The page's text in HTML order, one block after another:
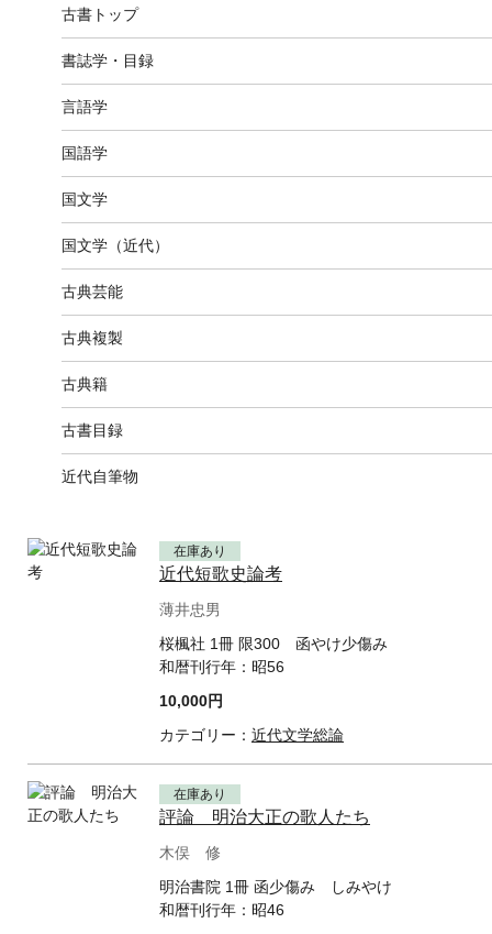
古書トップ
書誌学・目録
言語学
国語学
国文学
国文学（近代）
古典芸能
古典複製
古典籍
古書目録
近代自筆物
在庫あり
近代短歌史論考
薄井忠男
桜楓社 1冊 限300 函やけ少傷み
和暦刊行年： 昭56
10,000円
カテゴリー： 近代文学総論
在庫あり
評論 明治大正の歌人たち
木俣 修
明治書院 1冊 函少傷み しみやけ
和暦刊行年： 昭46